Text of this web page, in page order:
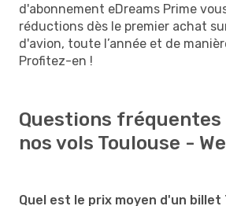
d'abonnement eDreams Prime
réductions dès le premier achat
d'avion, toute l’année et de
Profitez-en !
Questions fréquentes
nos vols Toulouse -
Quel est le prix moyen d'un billet